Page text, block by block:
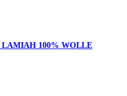
LAMIAH 100% WOLLE